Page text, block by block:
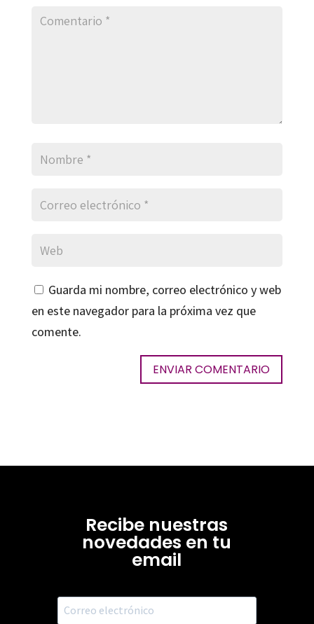
Guarda mi nombre, correo electrónico y web
en este navegador para la próxima vez que
comente.
Recibe nuestras
novedades en tu
email